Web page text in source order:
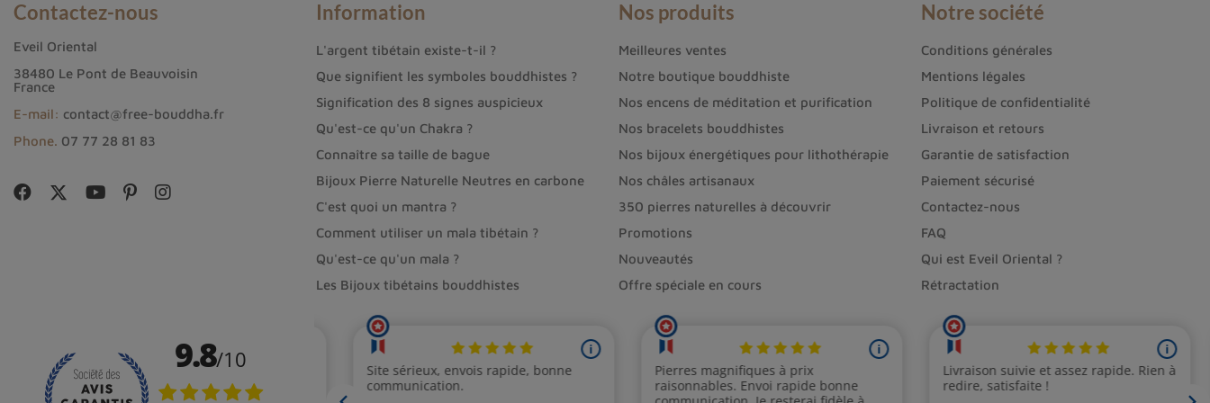
calme et de sérénité au quotidien.
Comment utiliser la fordite en lithothérapie
Il existe plusieurs façons d'utiliser la fordite en lithothérapie pour profiter de ses bienfaits :
Porter un bijou en fordite
Placer un morceau de fordite dans votre environnement de travail ou de vie pour stimuler la créativité et apporter une ambiance apaisante.
est unepierre atypique aux origines industriellesqui possède des propriétés énergétiques intéressantes en
lithothérapie. Ses motifs colorés et complexes en font également un matériau très apprécié pour la création de bijoux et d'objets décoratifs.
Contactez-nous
Eveil Oriental
38480 Le Pont de Beauvoisin
France
E-mail: contact@free-bouddha.fr
Phone. 07 77 28 81 83
Information
L'argent tibétain existe-t-il ?
Que signifient les symboles bouddhistes ?
Signification des 8 signes auspicieux
Qu'est-ce qu'un Chakra ?
Connaître sa taille de bague
Bijoux Pierre Naturelle Neutres en carbone
C'est quoi un mantra ?
Comment utiliser un mala tibétain ?
Qu'est-ce qu'un mala ?
Les Bijoux tibétains bouddhistes
Nos produits
Meilleures ventes
Notre boutique bouddhiste
Nos encens de méditation et purification
Nos bracelets bouddhistes
Nos bijoux énergétiques pour lithothérapie
Nos châles artisanaux
350 pierres naturelles à découvrir
Promotions
Nouveautés
Offre spéciale en cours
Notre société
Conditions générales
Mentions légales
Politique de confidentialité
Livraison et retours
Garantie de satisfaction
Paiement sécurisé
Contactez-nous
FAQ
Qui est Eveil Oriental ?
Rétractation